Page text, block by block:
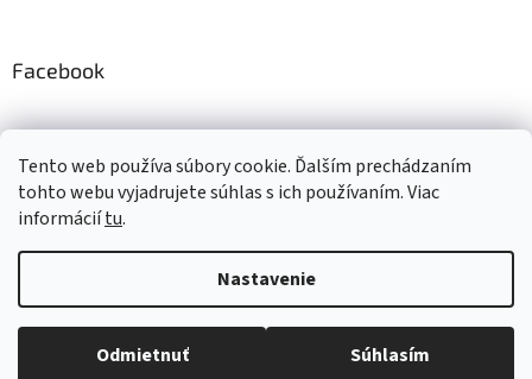
Tento web používa súbory cookie. Ďalším prechádzaním
tohto webu vyjadrujete súhlas s ich používaním. Viac
informáciítu.
Nastavenie
Odmietnuť Súhlasím
i
Facebook
Instagram
Copyright 2026VETERAS.sk. Všetky práva vyhradené.Upraviť